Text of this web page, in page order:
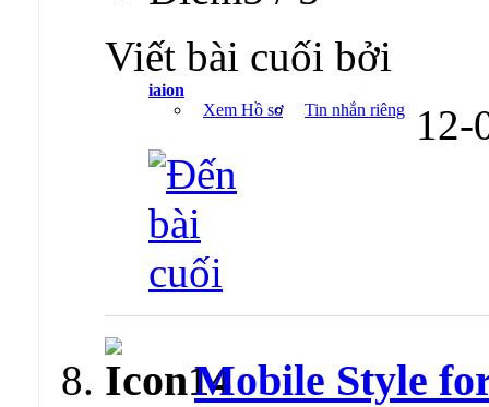
Viết bài cuối bởi
iaion
Xem Hồ sơ
Tin nhắn riêng
Mobile Style